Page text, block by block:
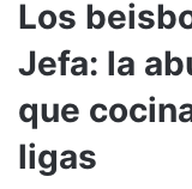
Los
Jefa: la
que
ligas